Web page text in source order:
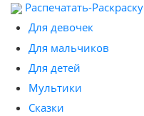
Распечатать-Раскраску
Для девочек
Для мальчиков
Для детей
Мультики
Сказки